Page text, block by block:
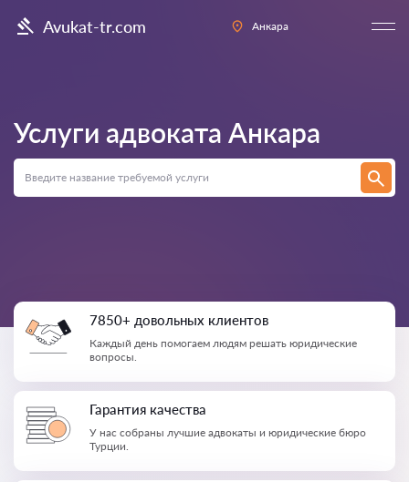
Avukat-tr.com Анкара
Услуги адвоката Анкара
7850+ довольных клиентов
Каждый день помогаем людям решать юридические
вопросы.
Гарантия качества
У нас собраны лучшие адвокаты и юридические бюро
Турции.